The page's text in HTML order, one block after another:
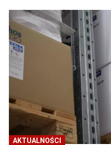
AKTUALNOŚCI